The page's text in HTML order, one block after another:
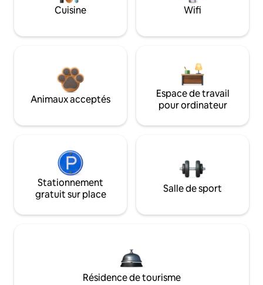
Cuisine Wifi
Animaux acceptés
Espace de travail
pour ordinateur
Stationnement
gratuit sur place
Salle de sport
Résidence de tourisme